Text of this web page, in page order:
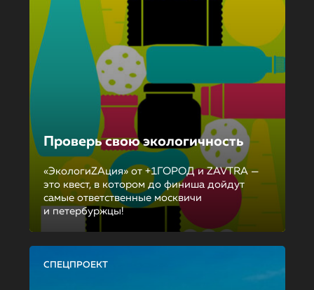
Проверь свою экологичность
«ЭкологиZAция» от +1ГОРОД и ZAVTRA —
это квест, в котором до финиша дойдут
самые ответственные москвичи
и петербуржцы!
СПЕЦПРОЕКТ